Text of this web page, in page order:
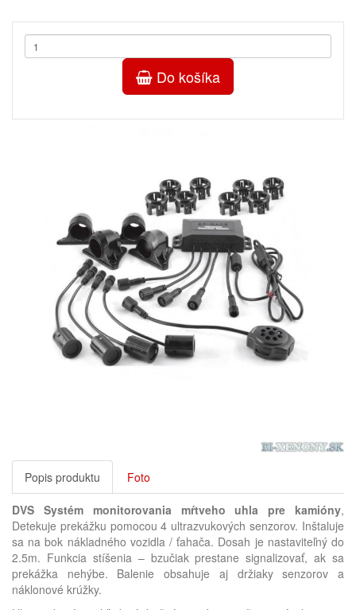
Do košíka
Popis produktu Foto
DVS Systém monitorovania mŕtveho uhla pre kamióny,
Detekuje prekážku pomocou 4 ultrazvukových senzorov. Inštaluje
sa na bok nákladného vozidla / ťahača. Dosah je nastaviteľný do
2.5m. Funkcia stíšenia – bzučiak prestane signalizovať, ak sa
prekážka nehýbe. Balenie obsahuje aj držiaky senzorov a
náklonové krúžky.